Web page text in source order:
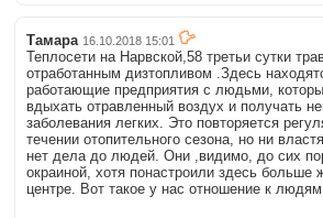
Тамара 16.10.2018 15:01
Теплосети на Нарвской,58 третьи сутки
отработанным дизтопливом .Здесь
работающие предприятия с людьми,
вдыхать отравленный воздух и получать
заболевания легких. Это повторяется
течении отопительного сезона, но ни
нет дела до людей. Они ,видимо, до сих
окраиной, хотя понастроили здесь
центре. Вот такое у нас отношение к